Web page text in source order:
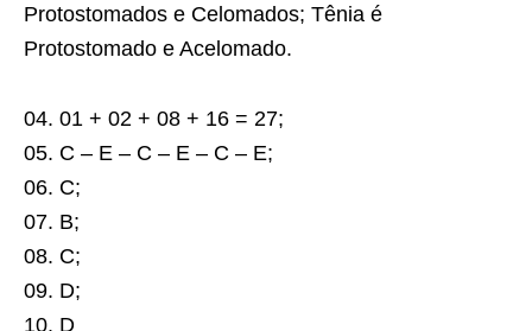
Protostomados e Celomados; Tênia é
Protostomado e Acelomado.
04. 01 + 02 + 08 + 16 = 27;
05. C – E – C – E – C – E;
06. C;
07. B;
08. C;
09. D;
10. D